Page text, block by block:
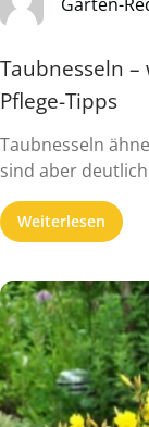
Taubnesseln
Pflege-Tipps
Taubnesseln
sind aber
Weiterlesen